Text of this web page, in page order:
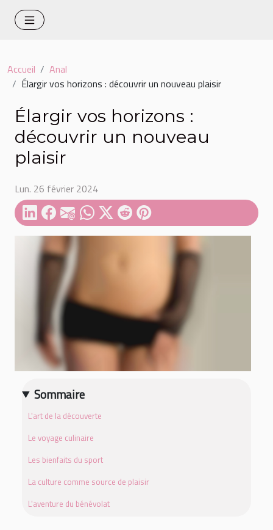
Accueil
Anal
Élargir vos horizons : découvrir un nouveau plaisir
Élargir vos horizons :
découvrir un nouveau
plaisir
Lun. 26 février 2024
Sommaire
L'art de la découverte
Le voyage culinaire
Les bienfaits du sport
La culture comme source de plaisir
L'aventure du bénévolat